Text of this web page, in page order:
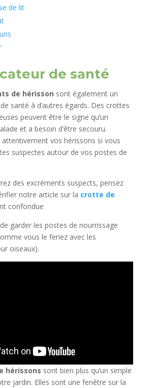
de lit
de santé
de hérisson sont également un
santé à d’autres égards. Des crottes
peuvent être le signe qu’un
et a besoin d’être secouru.
attentivement vos hérissons si vous
suspectes autour de vos postes de
des excréments suspects, pensez
notre article sur la crotte de
confondue
garder les postes de nourrissage
vous le feriez avec les
oiseaux).
hérissons sont bien plus qu’un simple
jardin. Elles sont une fenêtre sur la